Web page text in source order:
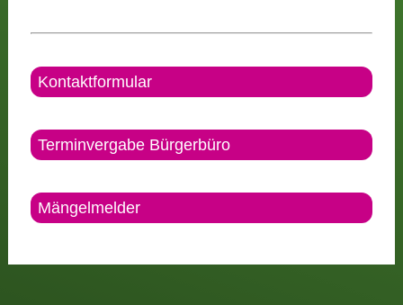
Kontaktformular
Terminvergabe Bürgerbüro
Mängelmelder